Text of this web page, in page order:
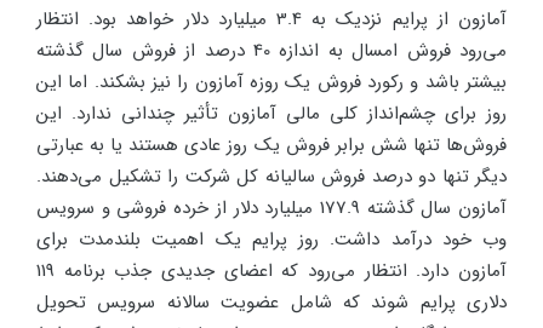
آمازون از پرایم نزدیک به 3.4 میلیارد دلار خواهد بود. انتظار
می‌رود فروش امسال به اندازه 40 درصد از فروش سال گذشته
بیشتر باشد و رکورد فروش یک روزه آمازون را نیز بشکند. اما این
روز برای چشم‌انداز کلی مالی آمازون تأثیر چندانی ندارد. این
فروش‌ها تنها شش برابر فروش یک روز عادی هستند یا به عبارتی
دیگر تنها دو درصد فروش سالیانه کل شرکت را تشکیل می‌دهند.
آمازون سال گذشته 177.9 میلیارد دلار از خرده فروشی و سرویس
وب خود درآمد داشت. روز پرایم یک اهمیت بلندمدت برای
آمازون دارد. انتظار می‌رود که اعضای جدیدی جذب برنامه 119
دلاری پرایم شوند که شامل عضویت سالانه سرویس تحویل